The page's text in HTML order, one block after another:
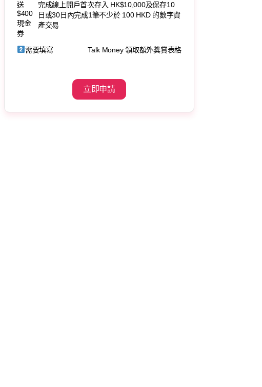
送
$400
現金
券
完成線上開戶首次存入 HK$10,000及保存10
日或30日內完成1筆不少於 100 HKD 的數字資
產交易
需要填寫 Talk Money 領取額外獎賞表格
立即申請